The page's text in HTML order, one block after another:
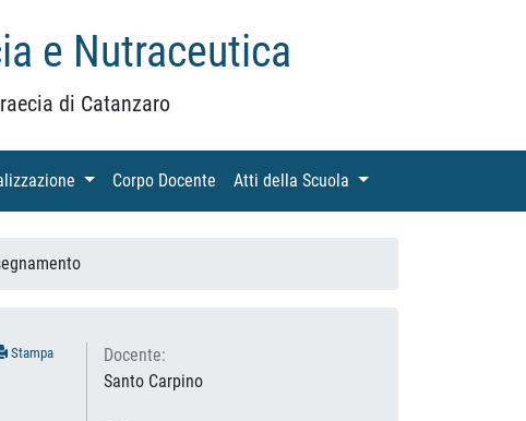
e Nutraceutica
di Catanzaro
(current)Corpo Docente (current)
Atti della Scuola (current)
Stampa
Docente:
Santo Carpino